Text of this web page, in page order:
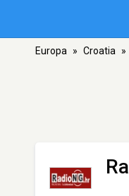
Europa » Croatia »